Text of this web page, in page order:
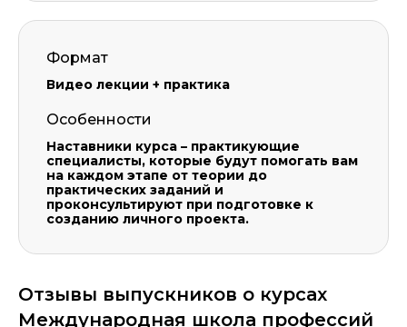
Формат
Видео лекции + практика
Особенности
Наставники курса – практикующие
специалисты, которые будут помогать вам
на каждом этапе от теории до
практических заданий и
проконсультируют при подготовке к
созданию личного проекта.
Отзывы выпускников о курсах
Международная школа профессий